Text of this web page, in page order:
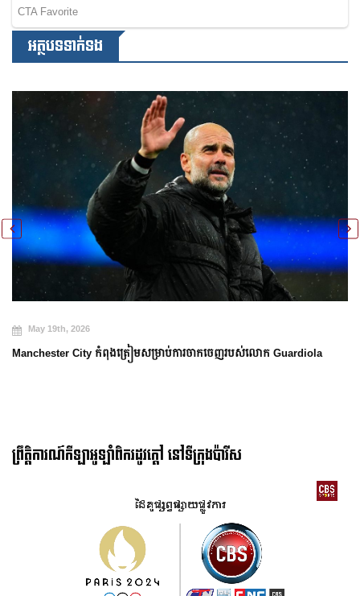
អត្ថបទទាក់ទង
May 19th, 2026
Manchester City កំពុងត្រៀមសម្រាប់ការចាកចេញរបស់លោក Guardiola
ព្រឹត្តិការណ៍កីឡាអូឡាំពិករដូវក្ដៅ នៅទីក្រុងប៉ារីស